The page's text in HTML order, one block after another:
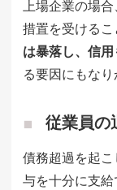
上場企業の場合
措置を受ける
は暴落し、信用
る要因にもなり
従業員の
債務超過を起
与を十分に支